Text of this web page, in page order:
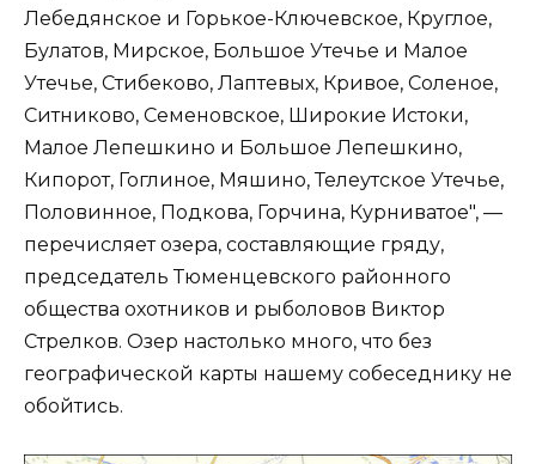
Лебедянское и Горькое-Ключевское, Круглое,
Булатов, Мирское, Большое Утечье и Малое
Утечье, Стибеково, Лаптевых, Кривое, Соленое,
Ситниково, Семеновское, Широкие Истоки,
Малое Лепешкино и Большое Лепешкино,
Кипорот, Гоглиное, Мяшино, Телеутское Утечье,
Половинное, Подкова, Горчина, Курниватое", —
перечисляет озера, составляющие гряду,
председатель Тюменцевского районного
общества охотников и рыболовов Виктор
Стрелков. Озер настолько много, что без
географической карты нашему собеседнику не
обойтись.